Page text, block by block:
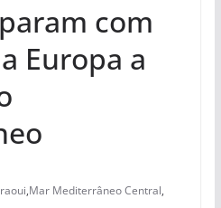
com
Europa a
,Mar Mediterrâneo Central,